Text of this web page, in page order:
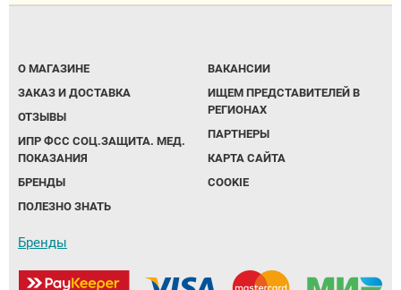
О МАГАЗИНЕ
ЗАКАЗ И ДОСТАВКА
ОТЗЫВЫ
ИПР ФСС СОЦ.ЗАЩИТА. МЕД.
ПОКАЗАНИЯ
БРЕНДЫ
ПОЛЕЗНО ЗНАТЬ
ВАКАНСИИ
ИЩЕМ ПРЕДСТАВИТЕЛЕЙ В
РЕГИОНАХ
ПАРТНЕРЫ
КАРТА САЙТА
COOKIE
Бренды